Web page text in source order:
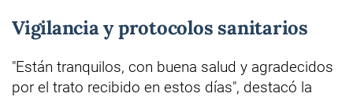
Vigilancia y protocolos sanitarios
"Están tranquilos, con buena salud y agradecidos
por el trato recibido en estos días", destacó la